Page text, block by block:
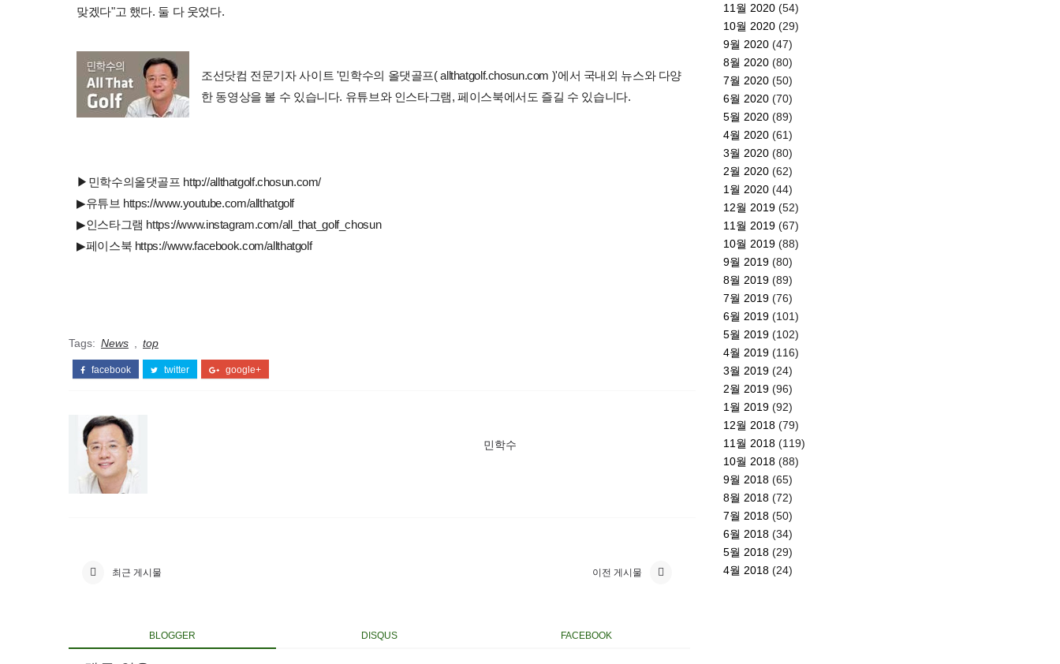
맞겠다"고 했다. 둘 다 웃었다.
조선닷컴 전문기자 사이트 '민학수의 올댓골프( allthatgolf.chosun.com )'에서 국내외 뉴스와 다양
한 동영상을 볼 수 있습니다. 유튜브와 인스타그램, 페이스북에서도 즐길 수 있습니다.
▶민학수의올댓골프 http://allthatgolf.chosun.com/
▶유튜브 https://www.youtube.com/allthatgolf
▶인스타그램 https://www.instagram.com/all_that_golf_chosun
▶페이스북 https://www.facebook.com/allthatgolf
Tags: News top
facebook twitter google+
민학수
최근 게시물 이전 게시물
BLOGGER DISQUS FACEBOOK
11월 2020 (54)
10월 2020 (29)
9월 2020 (47)
8월 2020 (80)
7월 2020 (50)
6월 2020 (70)
5월 2020 (89)
4월 2020 (61)
3월 2020 (80)
2월 2020 (62)
1월 2020 (44)
12월 2019 (52)
11월 2019 (67)
10월 2019 (88)
9월 2019 (80)
8월 2019 (89)
7월 2019 (76)
6월 2019 (101)
5월 2019 (102)
4월 2019 (116)
3월 2019 (24)
2월 2019 (96)
1월 2019 (92)
12월 2018 (79)
11월 2018 (119)
10월 2018 (88)
9월 2018 (65)
8월 2018 (72)
7월 2018 (50)
6월 2018 (34)
5월 2018 (29)
4월 2018 (24)